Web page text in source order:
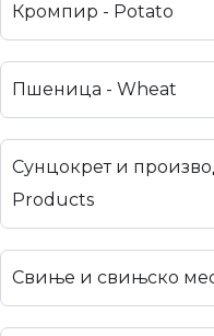
Кромпир - Potato
Пшеница - Wheat
Сунцокрет и
Products
Свиње и свињско